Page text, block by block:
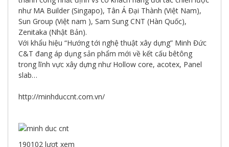
như MA Builder (Singapo), Tân Á Đại Thành (Việt Nam),
Sun Group (Việt nam ), Sam Sung CNT (Hàn Quốc),
Zenitaka (Nhật Bản).
Với khẩu hiệu “Hướng tới nghệ thuật xây dựng” Minh Đức
C&T đang áp dụng sản phẩm mới về kết cấu bêtông
trong lĩnh vực xây dựng như Hollow core, acotex, Panel
slab…
http://minhduccnt.com.vn/
190102 lượt xem